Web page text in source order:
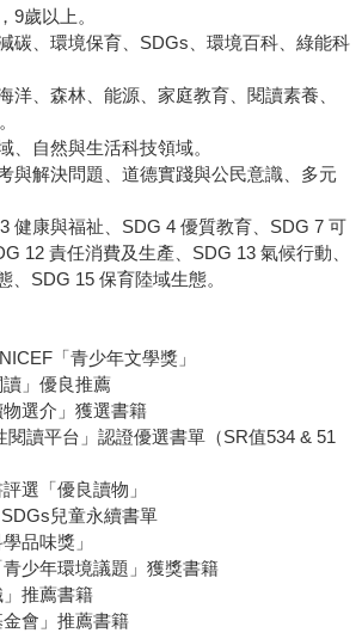
9歲以上。
碳、環境保育、SDGs、環境百科、綠能科
洋、森林、能源、家庭教育、閱讀素養、
自然與生活科技領域。
與解決問題、道德實踐與公民意識、多元
健康與福祉、SDG 4 優質教育、SDG 7 可
12 責任消費及生產、SDG 13 氣候行動、
、SDG 15 保育陸域生態。
「青少年文學獎」
」優良推薦
物選介」獲選書籍
閱讀平台」認證優選書單（SR值534 & 51
選「優良讀物」
兒童永續書單
品味獎」
青少年環境議題」獲獎書籍
」推薦書籍
金會」推薦書籍